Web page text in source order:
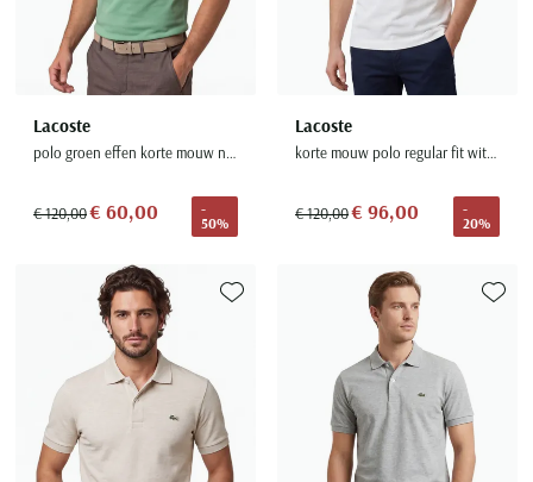
Lacoste
polo groen effen korte mouw normale fit
€ 120,00€ 60,00
-
50%
Lacoste
korte mouw polo regular fit wit 3-knoops katoen
€ 120,00€ 96,00
-
20%
Toevoegen aan favorieten